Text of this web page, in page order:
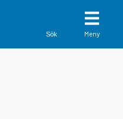
Sök Meny